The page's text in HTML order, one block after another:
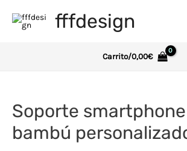
contenido
fffdesign
Carrito/0,00€
Soporte
bambú